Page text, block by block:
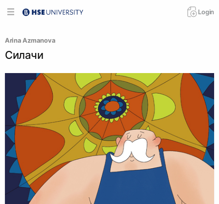
Login
Arina Azmanova
Силачи